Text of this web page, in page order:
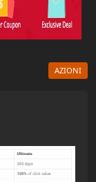
AZIONI